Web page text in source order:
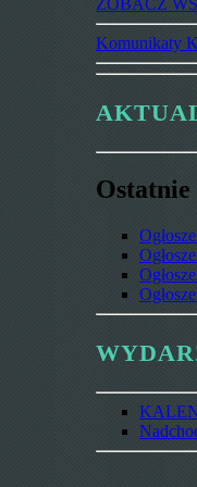
ZOBACZ
Komunikaty
Ostatnie